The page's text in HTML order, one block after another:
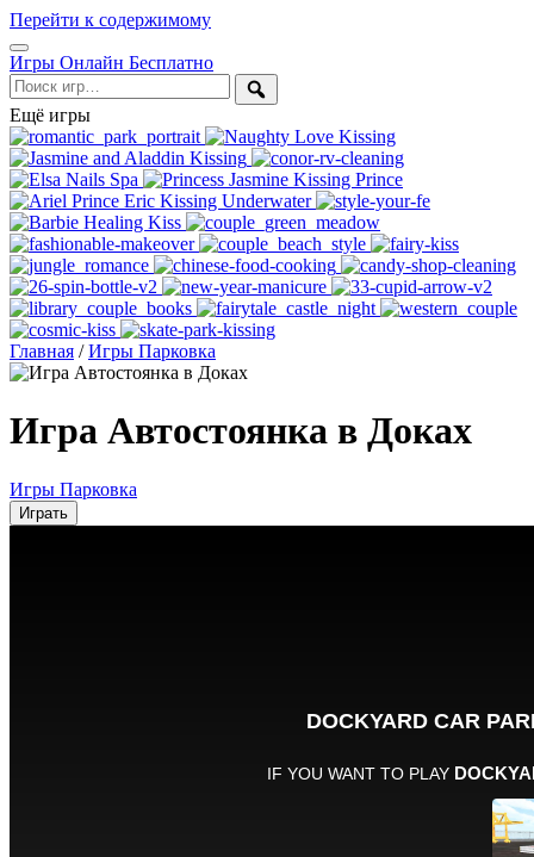
Перейти к содержимому
Открыть
меню
Игры Онлайн Бесплатно
Поиск
Ещё игры
Главная / Игры Парковка
Игра Автостоянка в Доках
Игры Парковка
Играть